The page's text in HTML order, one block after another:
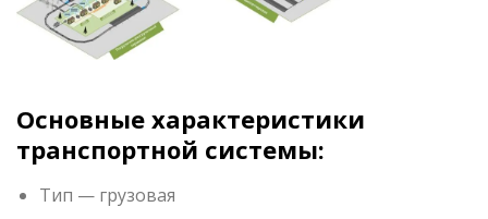
Основные характеристики
транспортной системы:
Тип — грузовая